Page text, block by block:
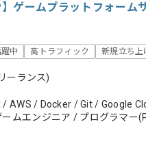
ゲームプラットフォーム
中 高トラフィック 新規立ち上
ーランス)
/ AWS / Docker / Git / Google
ムエンジニア / プログラマー